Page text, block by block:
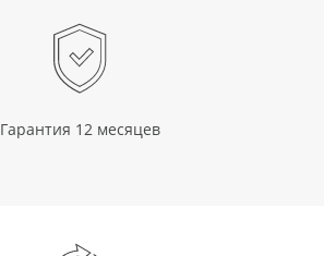
Гарантия 12 месяцев